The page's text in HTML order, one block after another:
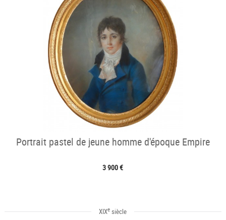
Portrait pastel de jeune homme d'époque Empire
3 900 €
XIXe siècle